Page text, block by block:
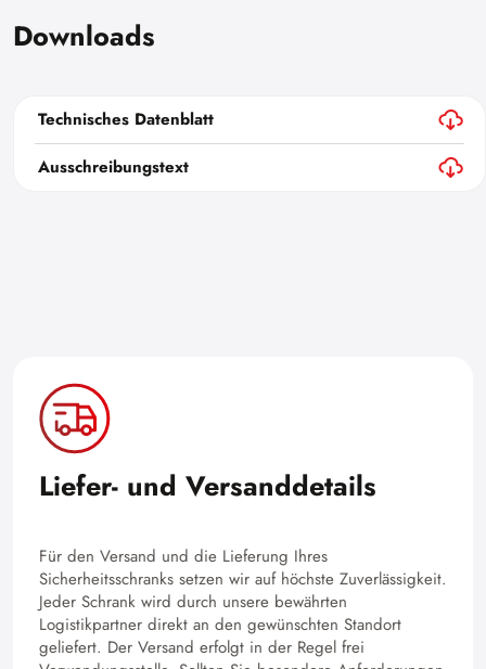
Downloads
Technisches Datenblatt
Ausschreibungstext
Liefer- und Versanddetails
Für den Versand und die Lieferung Ihres
Sicherheitsschranks setzen wir auf höchste Zuverlässigkeit.
Jeder Schrank wird durch unsere bewährten
Logistikpartner direkt an den gewünschten Standort
geliefert. Der Versand erfolgt in der Regel frei